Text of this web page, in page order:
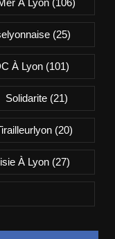
À Lyon (106)
(25)
À Lyon(101)
Solidarite(21)
(20)
À Lyon(27)